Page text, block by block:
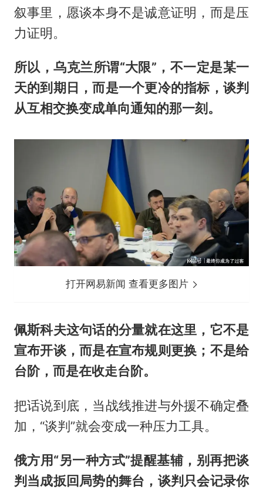
叙事里，愿谈本身不是诚意证明，而是压
力证明。
所以，乌克兰所谓“大限”，不一定是某一
天的到期日，而是一个更冷的指标，谈判
从互相交换变成单向通知的那一刻。
打开网易新闻 查看更多图片
佩斯科夫这句话的分量就在这里，它不是
宣布开谈，而是在宣布规则更换；不是给
台阶，而是在收走台阶。
把话说到底，当战线推进与外援不确定叠
加，“谈判”就会变成一种压力工具。
俄方用“另一种方式”提醒基辅，别再把谈
判当成扳回局势的舞台，谈判只会记录你